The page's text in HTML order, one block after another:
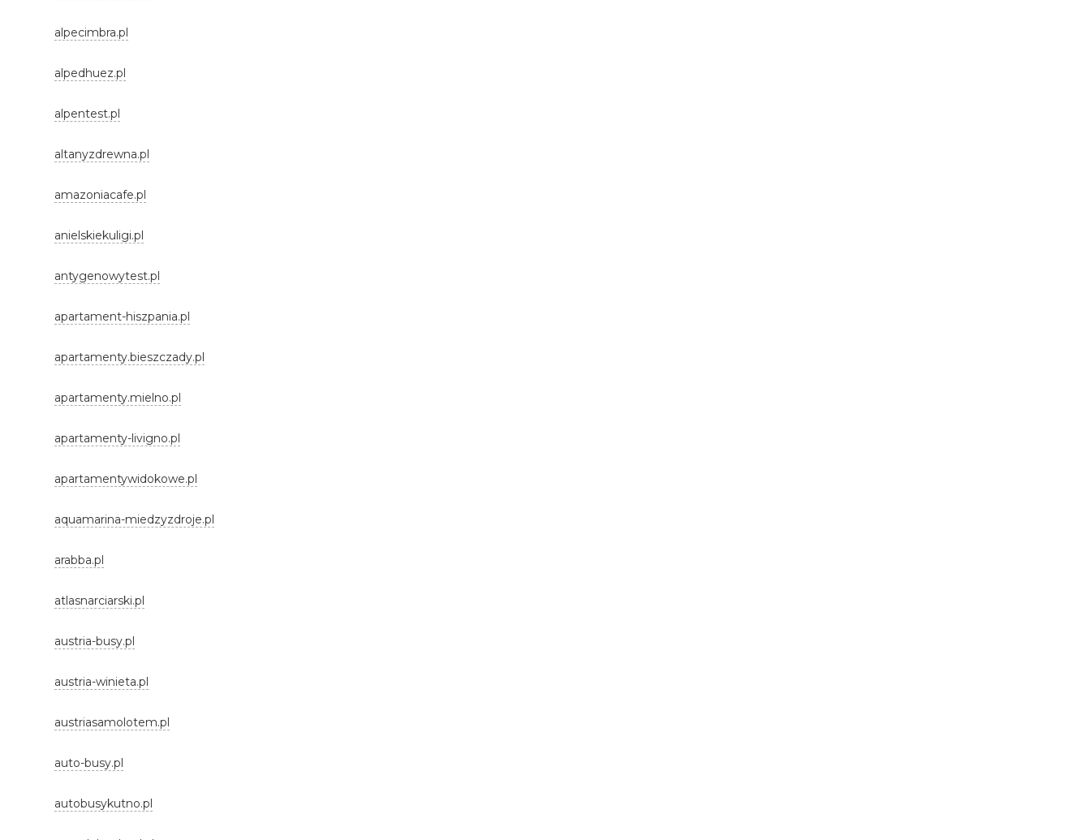
alpecimbra.pl
alpedhuez.pl
alpentest.pl
altanyzdrewna.pl
amazoniacafe.pl
anielskiekuligi.pl
antygenowytest.pl
apartament-hiszpania.pl
apartamenty.bieszczady.pl
apartamenty.mielno.pl
apartamenty-livigno.pl
apartamentywidokowe.pl
aquamarina-miedzyzdroje.pl
arabba.pl
atlasnarciarski.pl
austria-busy.pl
austria-winieta.pl
austriasamolotem.pl
auto-busy.pl
autobusykutno.pl